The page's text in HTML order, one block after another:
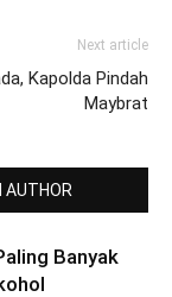
Next article
Kapolda Pindah
Maybrat
AUTHOR
Banyak